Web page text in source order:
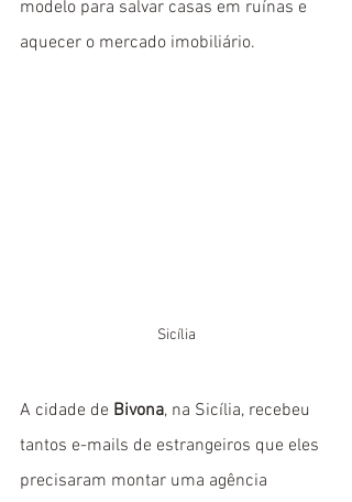
modelo para salvar casas em ruínas e
aquecer o mercado imobiliário.
Sicília
A cidade de Bivona, na Sicília, recebeu
tantos e-mails de estrangeiros que eles
precisaram montar uma agência